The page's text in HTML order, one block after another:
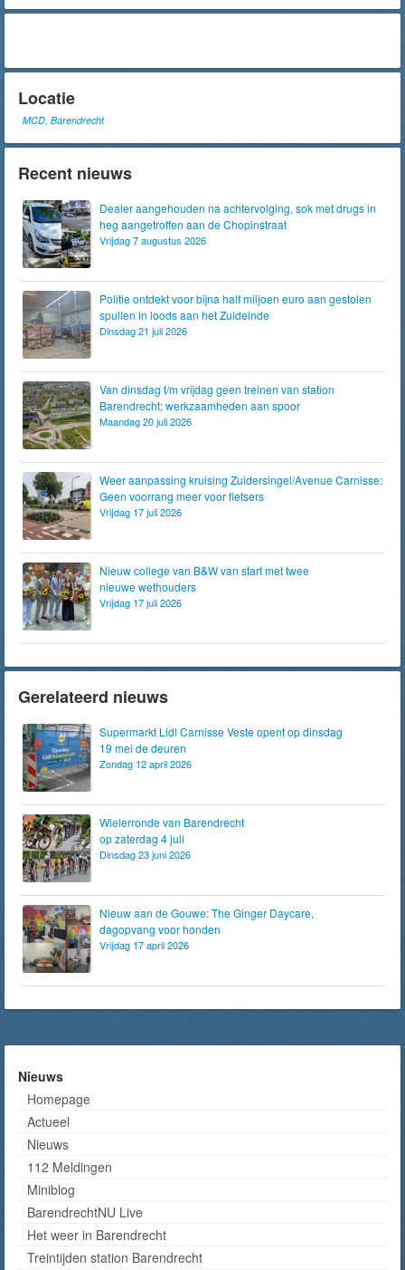
Locatie
MCD, Barendrecht
Recent nieuws
Dealer aangehouden na achtervolging, sok met drugs in
heg aangetroffen aan de Chopinstraat
Vrijdag 7 augustus 2026
Politie ontdekt voor bijna half miljoen euro aan gestolen
spullen in loods aan het Zuideinde
Dinsdag 21 juli 2026
Van dinsdag t/m vrijdag geen treinen van station
Barendrecht; werkzaamheden aan spoor
Maandag 20 juli 2026
Weer aanpassing kruising Zuidersingel/Avenue Carnisse:
Geen voorrang meer voor fietsers
Vrijdag 17 juli 2026
Nieuw college van B&W van start met twee
nieuwe wethouders
Vrijdag 17 juli 2026
Gerelateerd nieuws
Supermarkt Lidl Carnisse Veste opent op dinsdag
19 mei de deuren
Zondag 12 april 2026
Wielerronde van Barendrecht
op zaterdag 4 juli
Dinsdag 23 juni 2026
Nieuw aan de Gouwe: The Ginger Daycare,
dagopvang voor honden
Vrijdag 17 april 2026
Nieuws
Homepage
Actueel
Nieuws
112 Meldingen
Miniblog
BarendrechtNU Live
Het weer in Barendrecht
Treintijden station Barendrecht